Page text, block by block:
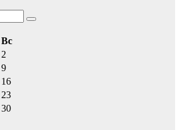
Вс
2
9
16
23
30